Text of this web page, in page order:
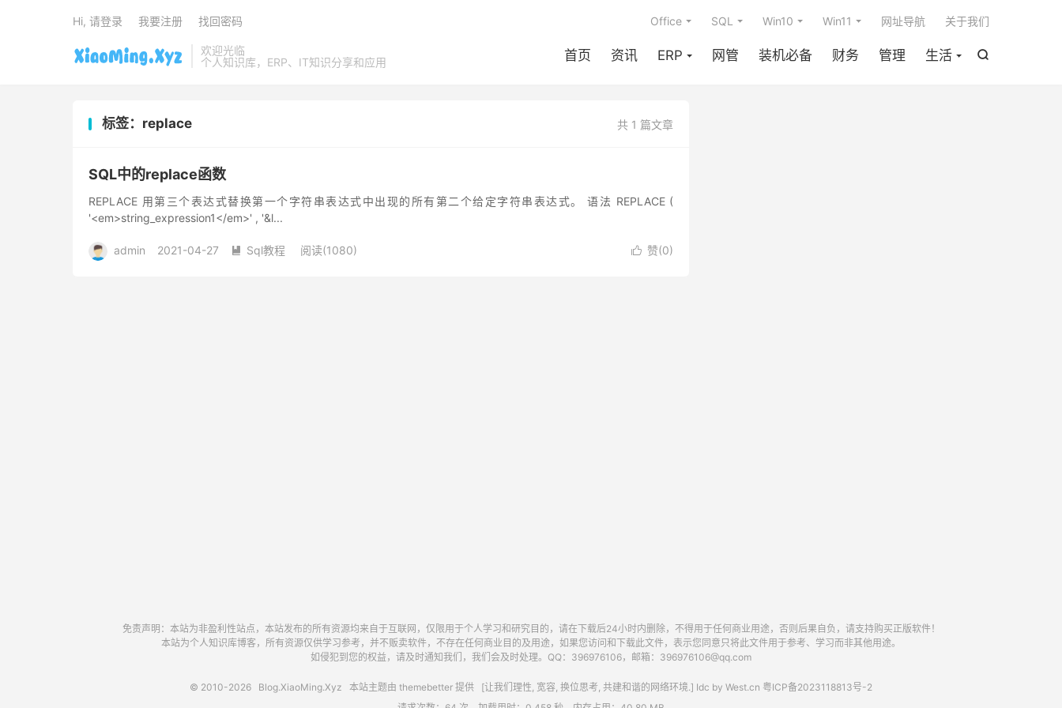
欢迎光临
个人知识库，ERP、IT知识分享和应用

首页 资讯 ERP 网管 装机必备 财务 管理 生活
Office SQL Win10 Win11 网址导航 关于我们
Hi, 请登录 我要注册 找回密码
共 1 篇文章
标签：replace
SQL中的replace函数
REPLACE 用第三个表达式替换第一个字符串表达式中出现的所有第二个给定字符串表达式。 语法 REPLACE (
'<em>string_expression1</em>' , '&l...
 赞(0)
admin 2021-04-27  Sql教程 阅读(1080)
免责声明：本站为非盈利性站点，本站发布的所有资源均来自于互联网，仅限用于个人学习和研究目的，请在下载后24小时内删除，不得用于任何商业用途，否则后果自负，请支持购买正版软件！
本站为个人知识库博客，所有资源仅供学习参考，并不贩卖软件，不存在任何商业目的及用途，如果您访问和下载此文件，表示您同意只将此文件用于参考、学习而非其他用途。
如侵犯到您的权益，请及时通知我们，我们会及时处理。QQ：396976106，邮箱：396976106@qq.com
© 2010-2026 Blog.XiaoMing.Xyz 本站主题由 themebetter 提供 [让我们理性, 宽容, 换位思考, 共建和谐的网络环境.] Idc by West.cn 粤ICP备2023118813号-2